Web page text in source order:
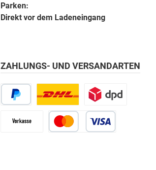
Parken:
Direkt vor dem Ladeneingang
ZAHLUNGS- UND VERSANDARTEN